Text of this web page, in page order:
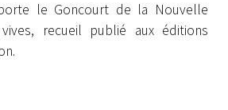
le Goncourt de la Nouvelle
recueil publié aux éditions